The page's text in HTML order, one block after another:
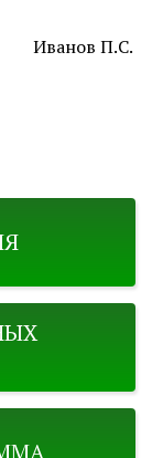
П.С.